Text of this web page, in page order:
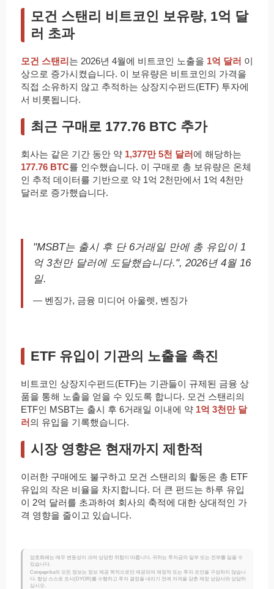
모건 스탠리 비트코인 보유량, 1억 달
러 초과
모건 스탠리는 2026년 4월에 비트코인 노출을 1억 달러 이
상으로 증가시켰습니다. 이 보유량은 비트코인의 가격을
직접 소유하지 않고 추적하는 상장지수펀드(ETF) 투자에
서 비롯됩니다.
최근 구매로 177.76 BTC 추가
회사는 같은 기간 동안 약 1,377만 5천 달러에 해당하는
177.76 BTC를 인수했습니다. 이 구매로 총 보유량은 온체
인 추적 데이터를 기반으로 약 1억 2천만에서 1억 4천만
달러로 증가했습니다.
"MSBT는 출시 후 단 6거래일 만에 총 유입이 1
억 3천만 달러에 도달했습니다.", 2026년 4월 16
일.
— 벤징가, 금융 미디어 아울렛, 벤징가
ETF 유입이 기관의 노출을 촉진
비트코인 상장지수펀드(ETF)는 기관들이 규제된 금융 상
품을 통해 노출을 얻을 수 있도록 합니다. 모건 스탠리의
ETF인 MSBT는 출시 후 6거래일 이내에 약 1억 3천만 달
러의 유입을 기록했습니다.
시장 영향은 현재까지 제한적
이러한 구매에도 불구하고 모건 스탠리의 활동은 총 ETF
유입의 작은 비율을 차지합니다. 더 큰 펀드는 하루 유입
이 2억 달러를 초과하여 회사의 축적에 대한 상대적인 가
격 영향을 줄이고 있습니다.
암호화폐는 매우 변동성이 크며 상당한 위험이 따릅니다. 귀하는 투자금의 일부 또는 전부를 잃을 수
있습니다.
Coinpaprika의 모든 정보는 정보 제공 목적으로만 제공되며 재정적 또는 투자 조언을 구성하지 않습니
다. 항상 스스로 조사(DYOR)를 수행하고 투자 결정을 내리기 전에 자격을 갖춘 재정 상담사와 상담하
십시오.